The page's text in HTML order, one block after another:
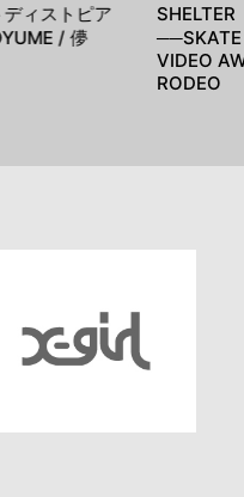
ィストピア
/ 儚
SHELTER
──SKATE
VIDEO
RODEO